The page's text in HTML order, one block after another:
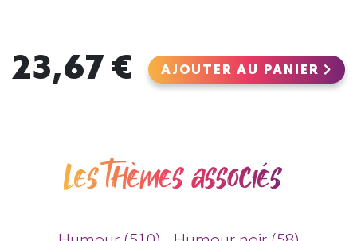
23,67 € AJOUTER AU PANIER
Les thèmes associés